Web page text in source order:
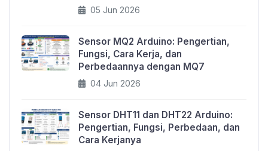
05 Jun 2026
Sensor MQ2 Arduino: Pengertian,
Fungsi, Cara Kerja, dan
Perbedaannya dengan MQ7
04 Jun 2026
Sensor DHT11 dan DHT22 Arduino:
Pengertian, Fungsi, Perbedaan, dan
Cara Kerjanya